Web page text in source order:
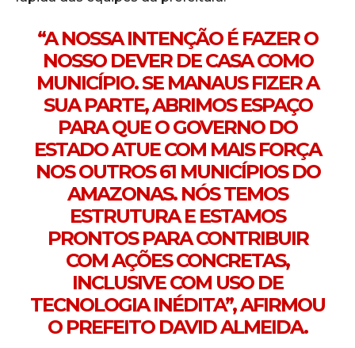
“A NOSSA INTENÇÃO É FAZER O
NOSSO DEVER DE CASA COMO
MUNICÍPIO. SE MANAUS FIZER A
SUA PARTE, ABRIMOS ESPAÇO
PARA QUE O GOVERNO DO
ESTADO ATUE COM MAIS FORÇA
NOS OUTROS 61 MUNICÍPIOS DO
AMAZONAS. NÓS TEMOS
ESTRUTURA E ESTAMOS
PRONTOS PARA CONTRIBUIR
COM AÇÕES CONCRETAS,
INCLUSIVE COM USO DE
TECNOLOGIA INÉDITA”, AFIRMOU
O PREFEITO DAVID ALMEIDA.